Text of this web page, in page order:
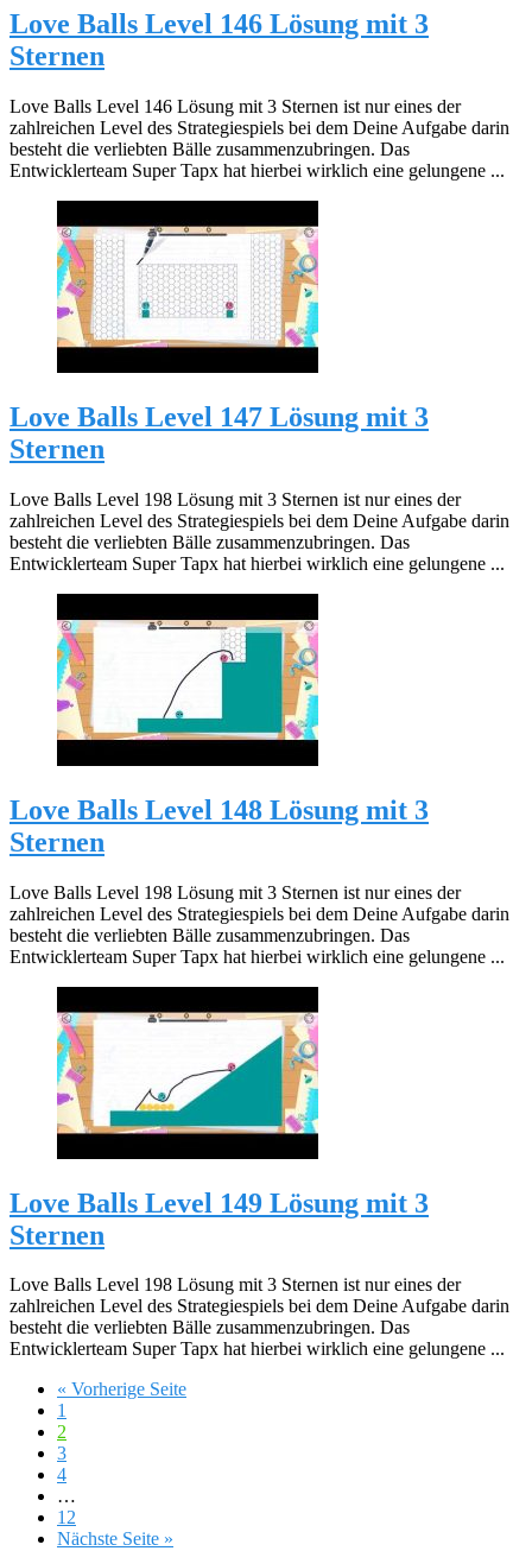
Love Balls Level 146 Lösung mit 3
Sternen
Love Balls Level 146 Lösung mit 3 Sternen ist nur eines der
zahlreichen Level des Strategiespiels bei dem Deine Aufgabe darin
besteht die verliebten Bälle zusammenzubringen. Das
Entwicklerteam Super Tapx hat hierbei wirklich eine gelungene ...
Love Balls Level 147 Lösung mit 3
Sternen
Love Balls Level 198 Lösung mit 3 Sternen ist nur eines der
zahlreichen Level des Strategiespiels bei dem Deine Aufgabe darin
besteht die verliebten Bälle zusammenzubringen. Das
Entwicklerteam Super Tapx hat hierbei wirklich eine gelungene ...
Love Balls Level 148 Lösung mit 3
Sternen
Love Balls Level 198 Lösung mit 3 Sternen ist nur eines der
zahlreichen Level des Strategiespiels bei dem Deine Aufgabe darin
besteht die verliebten Bälle zusammenzubringen. Das
Entwicklerteam Super Tapx hat hierbei wirklich eine gelungene ...
Love Balls Level 149 Lösung mit 3
Sternen
Love Balls Level 198 Lösung mit 3 Sternen ist nur eines der
zahlreichen Level des Strategiespiels bei dem Deine Aufgabe darin
besteht die verliebten Bälle zusammenzubringen. Das
Entwicklerteam Super Tapx hat hierbei wirklich eine gelungene ...
« Vorherige Seite
1
2
3
4
…
12
Nächste Seite »